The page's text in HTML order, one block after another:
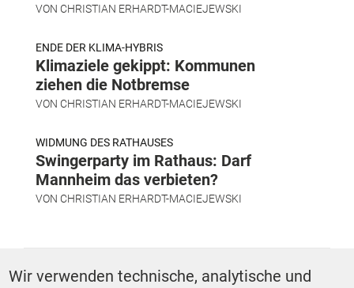
VON CHRISTIAN ERHARDT-MACIEJEWSKI
ENDE DER KLIMA-HYBRIS
Klimaziele gekippt: Kommunen
ziehen die Notbremse
VON CHRISTIAN ERHARDT-MACIEJEWSKI
WIDMUNG DES RATHAUSES
Swingerparty im Rathaus: Darf
Mannheim das verbieten?
VON CHRISTIAN ERHARDT-MACIEJEWSKI
Wir verwenden technische, analytische und